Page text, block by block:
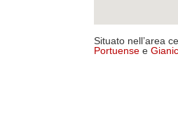
Situato nell’area
Portuense e